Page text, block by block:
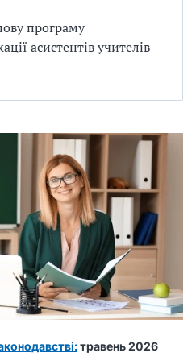
програму
асистентів учителів
травень 2026